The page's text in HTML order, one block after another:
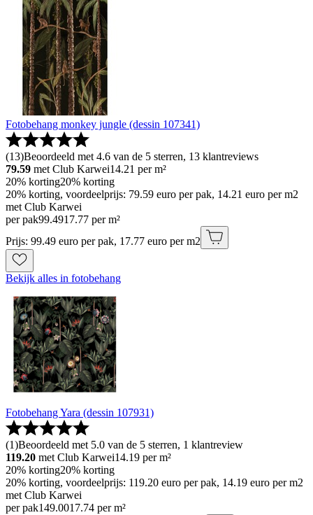
Fotobehang monkey jungle (dessin 107341)
(13)Beoordeeld met 4.6 van de 5 sterren, 13 klantreviews
79.59 met Club Karwei14.21 per m²
20% korting20% korting
20% korting, voordeelprijs: 79.59 euro per pak, 14.21 euro per m2
met Club Karwei
per pak99.4917.77 per m²
Prijs: 99.49 euro per pak, 17.77 euro per m2
Bekijk alles in fotobehang
Fotobehang Yara (dessin 107931)
(1)Beoordeeld met 5.0 van de 5 sterren, 1 klantreview
119.20 met Club Karwei14.19 per m²
20% korting20% korting
20% korting, voordeelprijs: 119.20 euro per pak, 14.19 euro per m2
met Club Karwei
per pak149.0017.74 per m²